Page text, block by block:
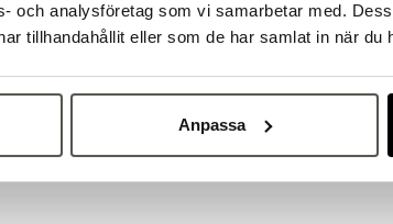
och analysföretag som vi samarbetar med.
tillhandahållit eller som de har samlat in när du
Anpassa
som privatperson
Fortsätt som